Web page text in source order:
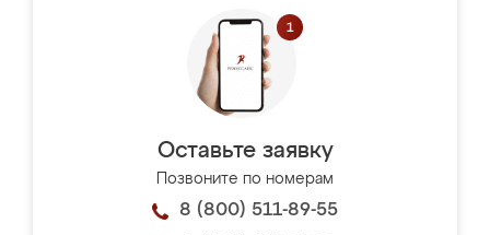
Оставьте заявку
Позвоните по номерам
8 (800) 511-89-55